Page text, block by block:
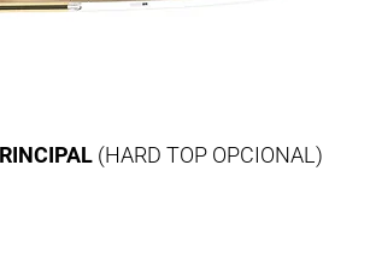
(HARD TOP OPCIONAL)